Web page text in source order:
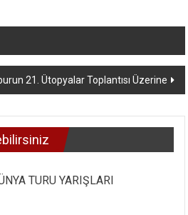
21. Ütopyalar Toplantısı Üzerine
TURU YARIŞLARI